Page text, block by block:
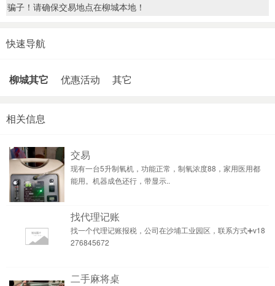
骗子！请确保交易地点在柳城本地！
快速导航
柳城其它 优惠活动 其它
相关信息
交易
现有一台5升制氧机，功能正常，制氧浓度88，家用医用都
能用。机器成色还行，带显示..
找代理记账
找一个代理记账报税，公司在沙埔工业园区，联系方式➕v18
276845672
二手麻将桌